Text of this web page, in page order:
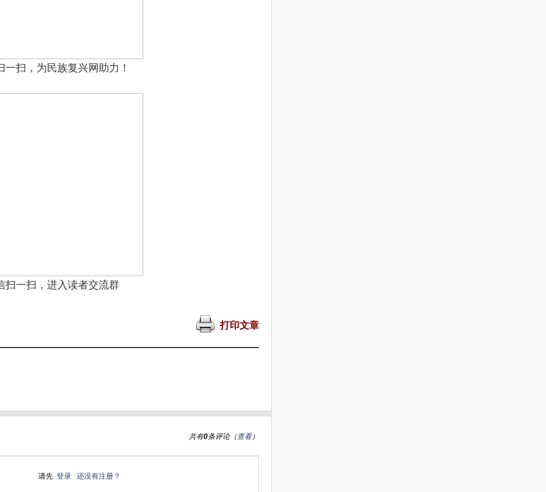
一扫，为民族复兴网助力！
扫一扫，进入读者交流群
打印文章
共有0条评论（查看）
请先 登录 还没有注册？